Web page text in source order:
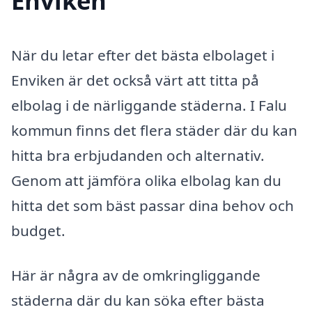
När du letar efter det bästa elbolaget i
Enviken är det också värt att titta på
elbolag i de närliggande städerna. I Falu
kommun finns det flera städer där du kan
hitta bra erbjudanden och alternativ.
Genom att jämföra olika elbolag kan du
hitta det som bäst passar dina behov och
budget.
Här är några av de omkringliggande
städerna där du kan söka efter bästa